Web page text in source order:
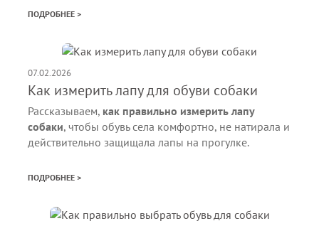
ПОДРОБНЕЕ >
07.02.2026
Как измерить лапу для обуви собаки
Рассказываем, как правильно измерить лапу
собаки, чтобы обувь села комфортно, не натирала и
действительно защищала лапы на прогулке.
ПОДРОБНЕЕ >